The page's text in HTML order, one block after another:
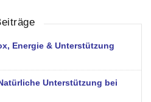
Energie & Unterstützung
Unterstützung bei